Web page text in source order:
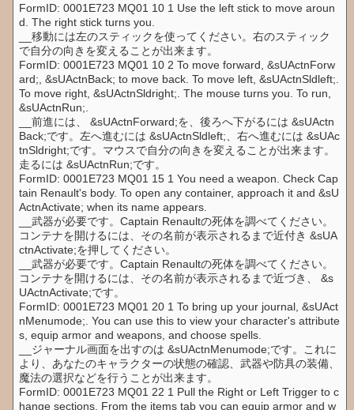
FormID: 0001E723 MQ01 10 1 Use the left stick to move aroun
d. The right stick turns you.
__移動には左のスティックを使ってください。右のスティック
で自分の向きを変えることが出来ます。
FormID: 0001E723 MQ01 10 2 To move forward, &sUActnForw
ard;, &sUActnBack; to move back. To move left, &sUActnSldleft;.
To move right, &sUActnSldright;. The mouse turns you. To run,
&sUActnRun;.
__前進には、 &sUActnForward;を、後ろへ下がるには &sUActn
Back;です。左へ進むには &sUActnSldleft;、右へ進むには &sUAc
tnSldright;です。マウスで自分の向きを変えることが出来ます。
走るには &sUActnRun;です。
FormID: 0001E723 MQ01 15 1 You need a weapon. Check Cap
tain Renault's body. To open any container, approach it and &sU
ActnActivate; when its name appears.
__武器が必要です。Captain Renaultの死体を調べてください。
コンテナを開けるには、その名前が表示されるまで近付き &sUA
ctnActivate;を押してください。
__武器が必要です。Captain Renaultの死体を調べてください。
コンテナを開けるには、その名前が表示されるまで近づき、 &s
UActnActivate;です。
FormID: 0001E723 MQ01 20 1 To bring up your journal, &sUAct
nMenumode;. You can use this to view your character's attribute
s, equip armor and weapons, and choose spells.
__ジャーナル画面を出すのは &sUActnMenumode;です。これに
より、あなたのキャラクターの状態の確認、武器や防具の装備、
魔法の選択などを行うことが出来ます。
FormID: 0001E723 MQ01 22 1 Pull the Right or Left Trigger to c
hange sections. From the items tab you can equip armor and w